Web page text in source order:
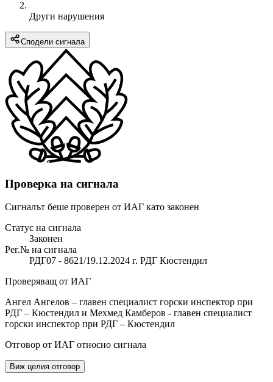
Други нарушения
Сподели сигнала
Проверка на сигнала
Сигналът беше проверен от ИАГ като законен
Статус на сигнала
Законен
Рег.№ на сигнала
РДГ07 - 8621/19.12.2024 г. РДГ Кюстендил
Проверяващ от ИАГ
Ангел Ангелов – главен специалист горски инспектор при
РДГ – Кюстендил и Мехмед Камберов - главен специалист
горски инспектор при РДГ – Кюстендил
Отговор от ИАГ относно сигнала
Виж целия отговор